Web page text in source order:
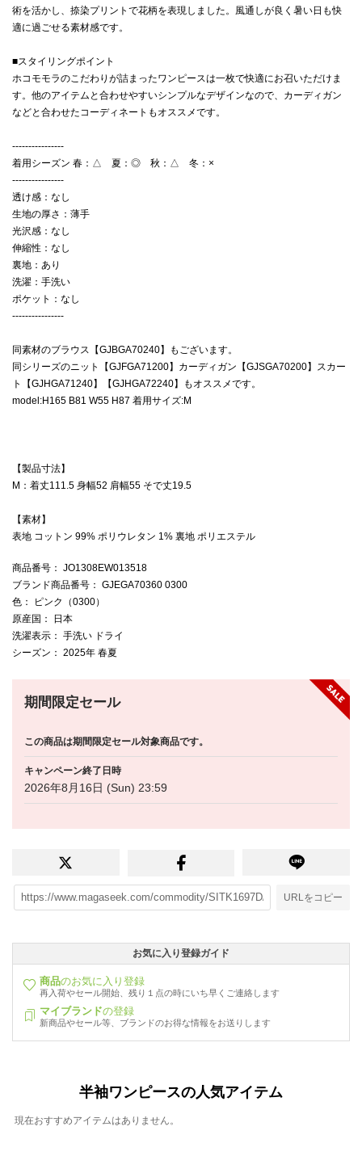
術を活かし、捺染プリントで花柄を表現しました。風通しが良く暑い日も快
適に過ごせる素材感です。
■スタイリングポイント
ホコモモラのこだわりが詰まったワンピースは一枚で快適にお召いただけま
す。他のアイテムと合わせやすいシンプルなデザインなので、カーディガン
などと合わせたコーディネートもオススメです。
----------------
着用シーズン 春：△ 夏：◎ 秋：△ 冬：×
----------------
透け感：なし
生地の厚さ：薄手
光沢感：なし
伸縮性：なし
裏地：あり
洗濯：手洗い
ポケット：なし
----------------
同素材のブラウス【GJBGA70240】もございます。
同シリーズのニット【GJFGA71200】カーディガン【GJSGA70200】スカー
ト【GJHGA71240】【GJHGA72240】もオススメです。
model:H165 B81 W55 H87 着用サイズ:M
【製品寸法】
M：着丈111.5 身幅52 肩幅55 そで丈19.5
【素材】
表地 コットン 99% ポリウレタン 1% 裏地 ポリエステル
商品番号 ： JO1308EW013518
ブランド商品番号 ： GJEGA70360 0300
色 ： ピンク（0300）
原産国 ： 日本
洗濯表示 ： 手洗い ドライ
シーズン ： 2025年 春夏
期間限定セール
この商品は期間限定セール対象商品です。
キャンペーン終了日時
2026年8月16日 (Sun) 23:59
URLをコピー
お気に入り登録ガイド
商品のお気に入り登録
再入荷やセール開始、残り１点の時にいち早くご連絡します
マイブランドの登録
新商品やセール等、ブランドのお得な情報をお送りします
半袖ワンピースの人気アイテム
現在おすすめアイテムはありません。